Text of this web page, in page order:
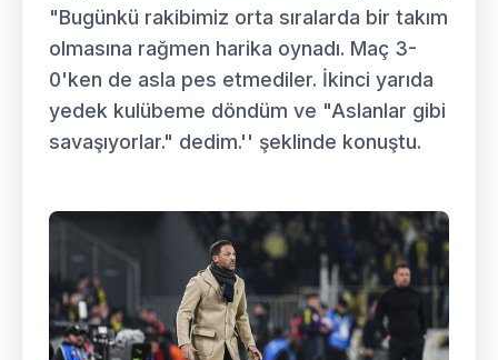
"Bugünkü rakibimiz orta sıralarda bir takım
olmasına rağmen harika oynadı. Maç 3-
0'ken de asla pes etmediler. İkinci yarıda
yedek kulübeme döndüm ve "Aslanlar gibi
savaşıyorlar." dedim.'' şeklinde konuştu.